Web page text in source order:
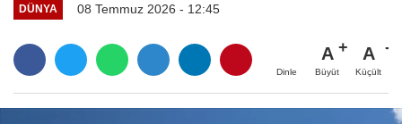
DÜNYA 08 Temmuz 2026 - 12:45
Dinle
A
Büyüt
A
Küçült